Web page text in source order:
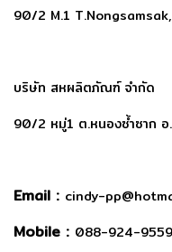
90/2 M.1
บริษัท สหผลิตภัณฑ์ จำกัด
90/2 หมู่1 ต.หนองซ้ำซาก
Email : cindy-
Mobile : 088-924-9559